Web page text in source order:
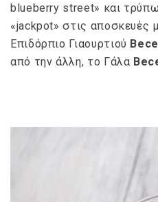
blueberry street» και
«jackpot» στις αποσκευές
Επιδόρπιο Γιαουρτιού
από την άλλη, το Γάλα